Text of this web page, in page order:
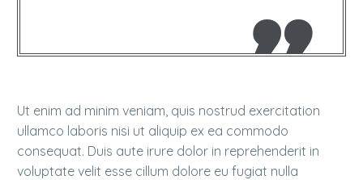
Ut enim ad minim veniam, quis nostrud exercitation
ullamco laboris nisi ut aliquip ex ea commodo
consequat. Duis aute irure dolor in reprehenderit in
voluptate velit esse cillum dolore eu fugiat nulla